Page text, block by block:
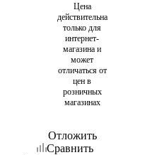
Цена
действительна
только для
интернет-
магазина и
может
отличаться от
цен в
розничных
магазинах
Отложить
Сравнить